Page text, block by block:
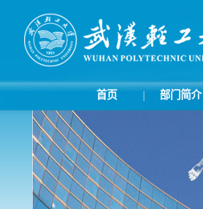
首页 部门简介